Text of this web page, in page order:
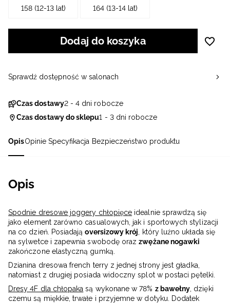
OpisOpinie Specyfikacja Bezpieczeństwo produktu
Opis
Spodnie dresowe joggery chłopięce idealnie sprawdzą się
jako element zarówno casualowych, jak i sportowych stylizacji
na co dzień. Posiadająoversizowy krój, który luźno układa się
na sylwetce i zapewnia swobodę orazzwężane nogawki
zakończone elastyczną gumką.
Dzianina dresowa french terry z jednej strony jest gładka,
natomiast z drugiej posiada widoczny splot w postaci pętelki.
Dresy 4F dla chłopaka są wykonane w 78% z bawełny, dzięki
czemu są miękkie, trwałe i przyjemne w dotyku. Dodatek
158 (12-13 lat) 164 (13-14 lat)
Dodaj do koszyka
Czas dostawy2 - 4 dni robocze
Czas dostawy do sklepu1 - 3 dni robocze
Sprawdź dostępność w salonach